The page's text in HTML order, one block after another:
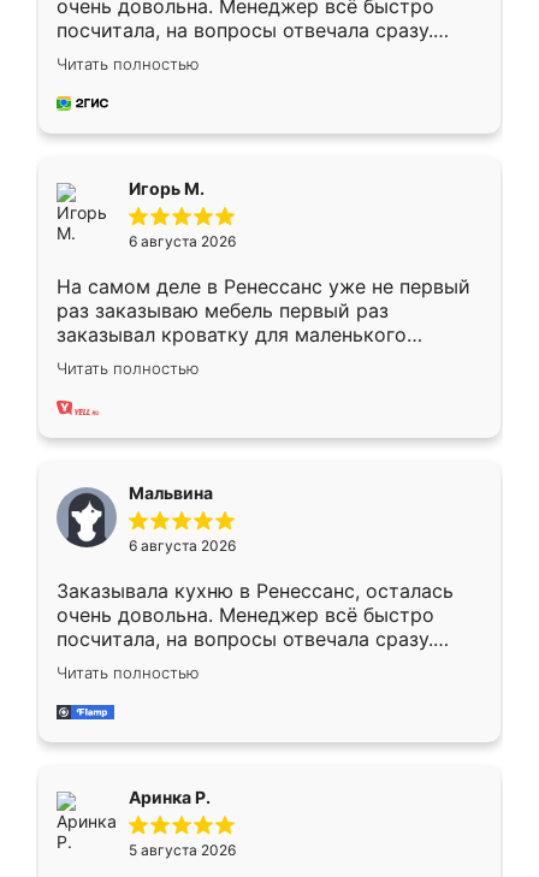
очень довольна. Менеджер всё быстро
посчитала, на вопросы отвечала сразу.
Замерщик приехал в субботу, подошёл к
делу со всей ответственностью. Собрали
за день, ребята работали аккуратно, даже
Читать полностью
Игорь М.
6 августа 2026
На самом деле в Ренессанс уже не первый
раз заказываю мебель первый раз
заказывал кроватку для маленького
ребёнка при его рождении ,во второй раз
заказал шкаф-купе. По качеству очень
хорошее сборка достаточно быстрая,
меньше, здесь же он более разнообразный.
Мне нравится ,если что-то потребуется из
мебели буду заказывать только здесь.
Читать полностью
Мальвина
6 августа 2026
Заказывала кухню в Ренессанс, осталась
очень довольна. Менеджер всё быстро
посчитала, на вопросы отвечала сразу.
Замерщик приехал в субботу, подошёл к
делу со всей ответственностью. Собрали
за день, ребята работали аккуратно, даже
Читать полностью
Аринка Р.
5 августа 2026